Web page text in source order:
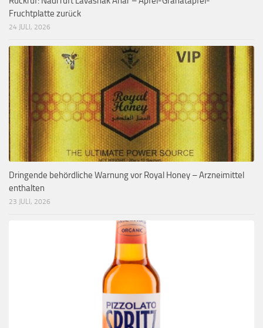
Fruchtplatte zurück
24 JULI, 2026
Dringende behördliche Warnung vor Royal Honey – Arzneimittel
enthalten
23 JULI, 2026